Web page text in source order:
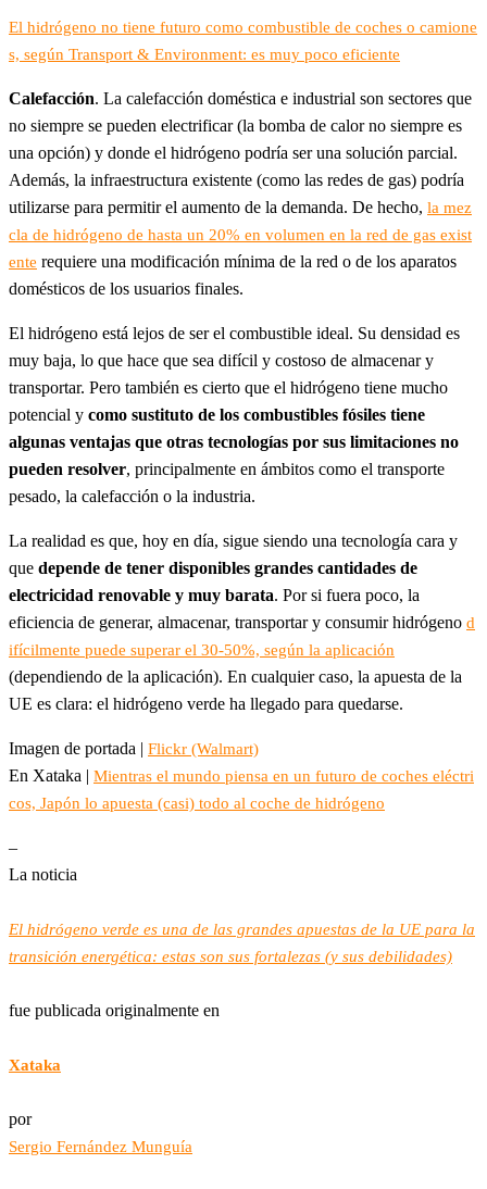
El hidrógeno no tiene futuro como combustible de coches o camione
s, según Transport & Environment: es muy poco eficiente
Calefacción. La calefacción doméstica e industrial son sectores que
no siempre se pueden electrificar (la bomba de calor no siempre es
una opción) y donde el hidrógeno podría ser una solución parcial.
Además, la infraestructura existente (como las redes de gas) podría
utilizarse para permitir el aumento de la demanda. De hecho, la mez
cla de hidrógeno de hasta un 20% en volumen en la red de gas exist
ente requiere una modificación mínima de la red o de los aparatos
domésticos de los usuarios finales.
El hidrógeno está lejos de ser el combustible ideal. Su densidad es
muy baja, lo que hace que sea difícil y costoso de almacenar y
transportar. Pero también es cierto que el hidrógeno tiene mucho
potencial y como sustituto de los combustibles fósiles tiene
algunas ventajas que otras tecnologías por sus limitaciones no
pueden resolver, principalmente en ámbitos como el transporte
pesado, la calefacción o la industria.
La realidad es que, hoy en día, sigue siendo una tecnología cara y
que depende de tener disponibles grandes cantidades de
electricidad renovable y muy barata. Por si fuera poco, la
eficiencia de generar, almacenar, transportar y consumir hidrógeno d
ifícilmente puede superar el 30-50%, según la aplicación
(dependiendo de la aplicación). En cualquier caso, la apuesta de la
UE es clara: el hidrógeno verde ha llegado para quedarse.
Imagen de portada | Flickr (Walmart)
En Xataka | Mientras el mundo piensa en un futuro de coches eléctri
cos, Japón lo apuesta (casi) todo al coche de hidrógeno
–
La noticia
El hidrógeno verde es una de las grandes apuestas de la UE para la
transición energética: estas son sus fortalezas (y sus debilidades)
fue publicada originalmente en
Xataka
por
Sergio Fernández Munguía